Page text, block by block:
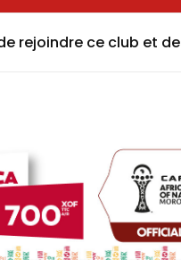
rejoindre ce club et de
burkinabè